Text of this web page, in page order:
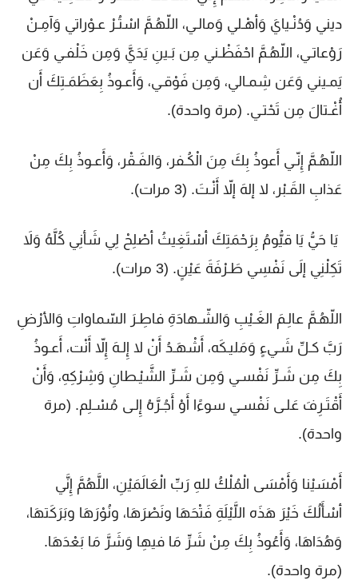
ديني وَدُنْـيايَ وَأهْـلي وَمالـي، اللّهُـمَّ اسْتُـرْ عـوْراتي وَآمِـنْ
رَوْعاتـي، اللّهُـمَّ احْفَظْـني مِن بَـينِ يَدَيَّ وَمِن خَلْفـي وَعَن
يَمـيني وَعَن شِمـالي، وَمِن فَوْقـي، وَأَعـوذُ بِعَظَمَـتِكَ أَن
أُغْـتالَ مِن تَحْتـي. (مرة واحدة).
اللّهُـمَّ إِنّـي أَعوذُ بِكَ مِنَ الْكُـفر، وَالفَـقْر، وَأَعـوذُ بِكَ مِنْ
عَذابِ القَـبْر، لا إلهَ إلاّ أَنْـتَ. (3 مرات).
يَا حَيُّ يَا قيُّومُ بِرَحْمَتِكَ أسْتَغِيثُ أصْلِحْ لِي شَأنِي كُلَّهُ وَلاَ
تَكِلْنِي إلَى نَفْسِي طَـرْفَةَ عَيْنٍ. (3 مرات).
اللّهُـمَّ عالِـمَ الغَـيْبِ وَالشّـهادَةِ فاطِـرَ السّماواتِ وَالأرْضِ
رَبَّ كـلِّ شَـيءٍ وَمَليـكَه، أَشْهَـدُ أَنْ لا إِلـهَ إِلاّ أَنْت، أَعـوذُ
بِكَ مِن شَـرِّ نَفْسـي وَمِن شَـرِّ الشَّيْـطانِ وَشِرْكِهِ، وَأَنْ
أَقْتَـرِفَ عَلـى نَفْسـي سوءًا أَوْ أَجُـرَّهُ إِلـى مُسْـلِم. (مرة
واحدة).
أَمْسَيْنا وَأَمْسَى الْمُلْكُ للهِ رَبِّ الْعَالَمَيْنِ، اللَّهُمَّ إِنَّي
أسْأَلُكَ خَيْرَ هَذَه اللَّيْلَةِ فَتْحَهَا ونَصْرَهَا، ونُوْرَهَا وبَرَكَتهَا،
وَهُدَاهَا، وَأَعُوذُ بِكَ مِنْ شَرِّ مَا فيهِا وَشَرَّ مَا بَعْدَهَا.
(مرة واحدة).